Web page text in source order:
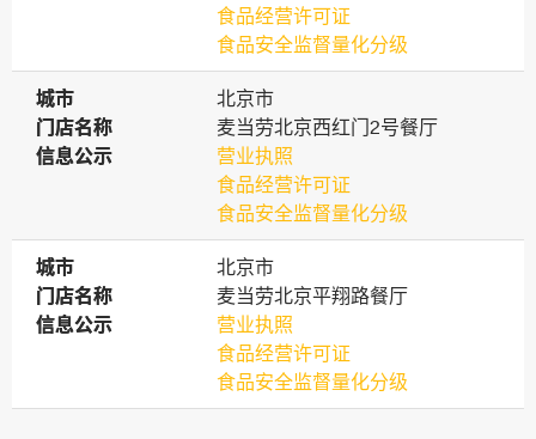
食品经营许可证
食品安全监督量化分级
城市
城市
北京市
门店名称
门店名称
麦当劳北京西红门2号餐厅
信息公示
信息公示
营业执照
食品经营许可证
食品安全监督量化分级
城市
城市
北京市
门店名称
门店名称
麦当劳北京平翔路餐厅
信息公示
信息公示
营业执照
食品经营许可证
食品安全监督量化分级